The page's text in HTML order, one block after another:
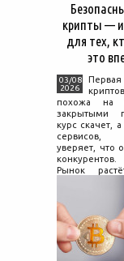
крипты —
для тех,
это
03/08
2026
похожа на
закрытыми
курс скачет, а
уверяет, что
конкурентов.
Рынок
московские